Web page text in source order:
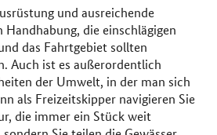
und ausreichende
Handhabung, die einschlägigen
das Fahrtgebiet sollten
Auch ist es außerordentlich
der Umwelt, in der man sich
als Freizeitskipper navigieren Sie
die immer ein Stück weit